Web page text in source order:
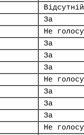
Відсутній
За
Не
За
За
За
Не
За
За
За
Не